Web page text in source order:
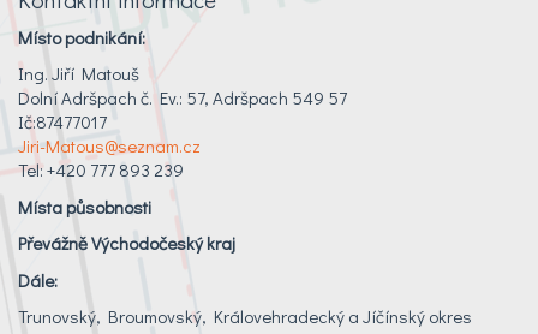
Místo podnikání:
Ing. Jiří Matouš
Dolní Adršpach č. Ev.: 57, Adršpach 549 57
Ič:87477017
Jiri-Matous@seznam.cz
Tel: +420 777 893 239
Místa působnosti
Převážně Východočeský kraj
Dále:
Trunovský, Broumovský, Královehradecký a Jíčínský okres